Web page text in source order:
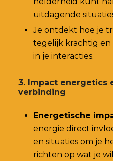
uitdagende
Je ontdekt hoe je
tegelijk krachtig
in je interacties.
3. Impact energetics
verbinding
Energetische
energie direct
en situaties om je
richten op wat je